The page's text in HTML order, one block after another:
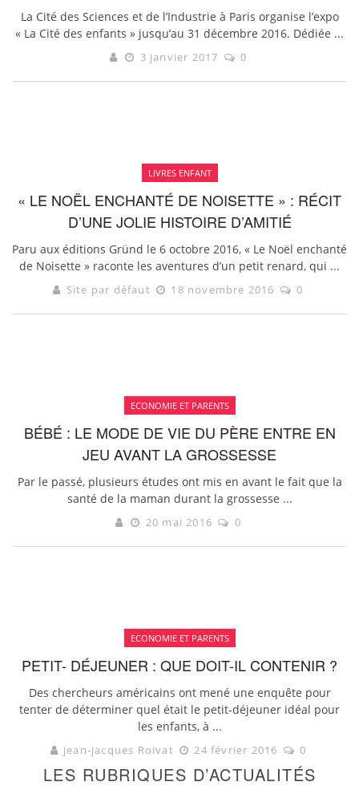
La Cité des Sciences et de l’Industrie à Paris organise l’expo
« La Cité des enfants » jusqu’au 31 décembre 2016. Dédiée ...
3 janvier 2017 0
LIVRES ENFANT
« LE NOËL ENCHANTÉ DE NOISETTE » : RÉCIT
D’UNE JOLIE HISTOIRE D’AMITIÉ
Paru aux éditions Gründ le 6 octobre 2016, « Le Noël enchanté
de Noisette » raconte les aventures d’un petit renard, qui ...
Site par défaut 18 novembre 2016 0
ECONOMIE ET PARENTS
BÉBÉ : LE MODE DE VIE DU PÈRE ENTRE EN
JEU AVANT LA GROSSESSE
Par le passé, plusieurs études ont mis en avant le fait que la
santé de la maman durant la grossesse ...
20 mai 2016 0
ECONOMIE ET PARENTS
PETIT- DÉJEUNER : QUE DOIT-IL CONTENIR ?
Des chercheurs américains ont mené une enquête pour
tenter de déterminer quel était le petit-déjeuner idéal pour
les enfants, à ...
jean-jacques Roivat 24 février 2016 0
LES RUBRIQUES D’ACTUALITÉS